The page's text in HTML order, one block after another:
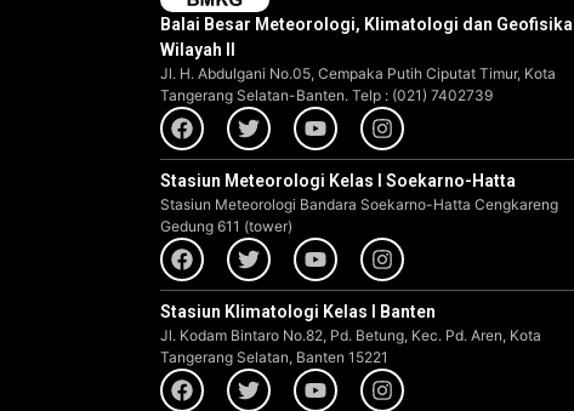
Balai Besar Meteorologi, Klimatologi dan Geofisika
Wilayah II
Jl. H. Abdulgani No.05, Cempaka Putih Ciputat Timur, Kota
Tangerang Selatan-Banten. Telp : (021) 7402739
Stasiun Meteorologi Kelas I Soekarno-Hatta
Stasiun Meteorologi Bandara Soekarno-Hatta Cengkareng
Gedung 611 (tower)
Stasiun Klimatologi Kelas I Banten
Jl. Kodam Bintaro No.82, Pd. Betung, Kec. Pd. Aren, Kota
Tangerang Selatan, Banten 15221